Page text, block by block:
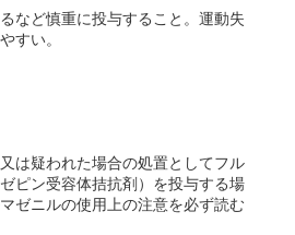
など慎重に投与すること。運動失
すい。
は疑われた場合の処置としてフル
ピン受容体拮抗剤）を投与する場
ゼニルの使用上の注意を必ず読む